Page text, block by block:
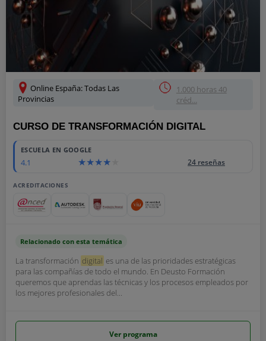
Online España: Todas Las
Provincias
1.000 horas 40
créd...
CURSO DE TRANSFORMACIÓN DIGITAL
ESCUELA EN GOOGLE
4.1 24 reseñas
ACREDITACIONES
Relacionado con esta temática
La transformación digital es una de las prioridades estratégicas
para las compañías de todo el mundo. En Deusto Formación
queremos que aprendas las técnicas y los procesos empleados por
los mejores profesionales del...
Ver programa